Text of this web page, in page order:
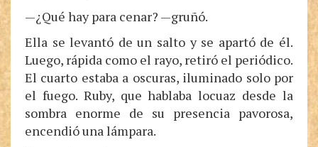
—¿Qué hay para cenar? —gruñó.
Ella se levantó de un salto y se apartó de él.
Luego, rápida como el rayo, retiró el periódico.
El cuarto estaba a oscuras, iluminado solo por
el fuego. Ruby, que hablaba locuaz desde la
sombra enorme de su presencia pavorosa,
encendió una lámpara.